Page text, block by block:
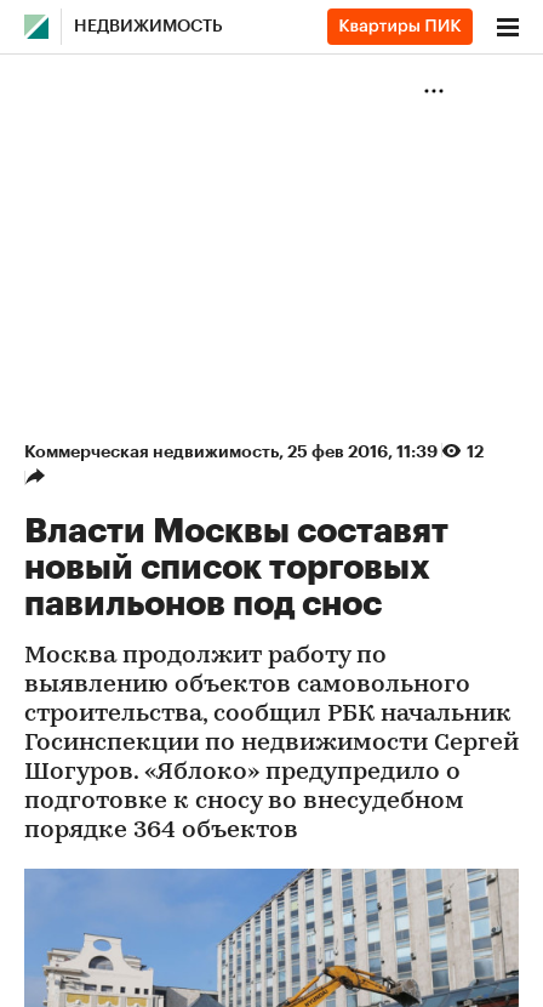
НЕДВИЖИМОСТЬ
Коммерческая недвижимость⁠, 25 фев 2016, 11:39 12
Власти Москвы составят
новый список торговых
павильонов под снос
Москва продолжит работу по
выявлению объектов самовольного
строительства, сообщил РБК начальник
Госинспекции по недвижимости Сергей
Шогуров. «Яблоко» предупредило о
подготовке к сносу во внесудебном
порядке 364 объектов